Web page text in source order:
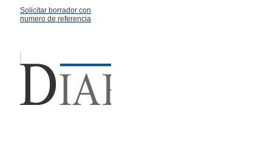
Solicitar borrador con
numero de referencia